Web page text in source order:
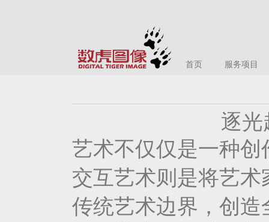
首页 服务项目
逐光
艺术不仅仅是一种
交互艺术则是将艺
传统艺术边界，创